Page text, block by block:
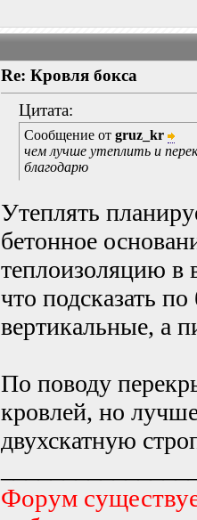
Re: Кровля бокса
Цитата:
Сообщение от gruz_kr
чем лучше утеплить и
благодарю
Утеплять
бетонное
теплоизоляцию в
что подсказать
вертикальные, а
По поводу
кровлей, но
двухскатную
Форум